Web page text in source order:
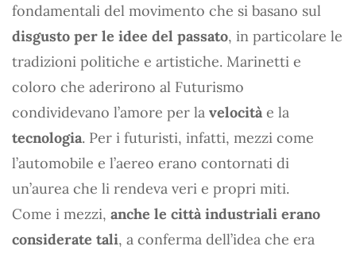
fondamentali del movimento che si basano sul
disgusto per le idee del passato, in particolare le
tradizioni politiche e artistiche. Marinetti e
coloro che aderirono al Futurismo
condividevano l’amore per la velocità e la
tecnologia. Per i futuristi, infatti, mezzi come
l’automobile e l’aereo erano contornati di
un’aurea che li rendeva veri e propri miti.
Come i mezzi, anche le città industriali erano
considerate tali, a conferma dell’idea che era